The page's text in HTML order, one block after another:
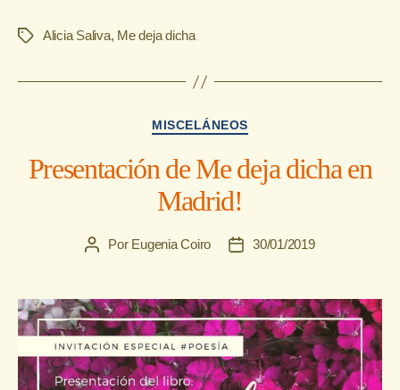
EtiquetasAlicia Saliva, Me deja dicha
Categorías
MISCELÁNEOS
Presentación de Me deja dicha en
Madrid!
Autor
entrada
Por Eugenia Coiro
Fecha
entrada
30/01/2019